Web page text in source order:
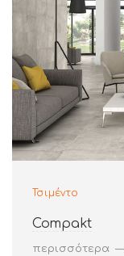
Τσιμέντο
Compakt
περισσότερα